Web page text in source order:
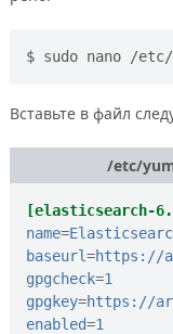
sudo nano /
Вставьте в файл
/etc/
[elasticsearch-
name=
baseurl=https://
gpgcheck=1
gpgkey=https://
enabled=1